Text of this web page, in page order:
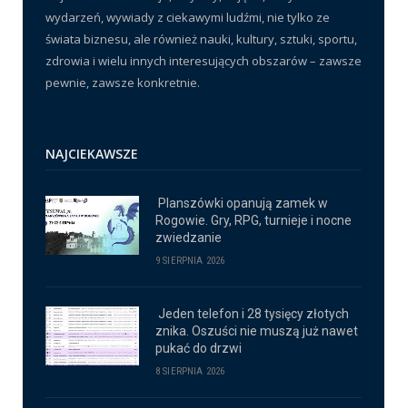
wydarzeń, wywiady z ciekawymi ludźmi, nie tylko ze
świata biznesu, ale również nauki, kultury, sztuki, sportu,
zdrowia i wielu innych interesujących obszarów – zawsze
pewnie, zawsze konkretnie.
NAJCIEKAWSZE
Planszówki opanują zamek w
Rogowie. Gry, RPG, turnieje i nocne
zwiedzanie
9 SIERPNIA 2026
Jeden telefon i 28 tysięcy złotych
znika. Oszuści nie muszą już nawet
pukać do drzwi
8 SIERPNIA 2026